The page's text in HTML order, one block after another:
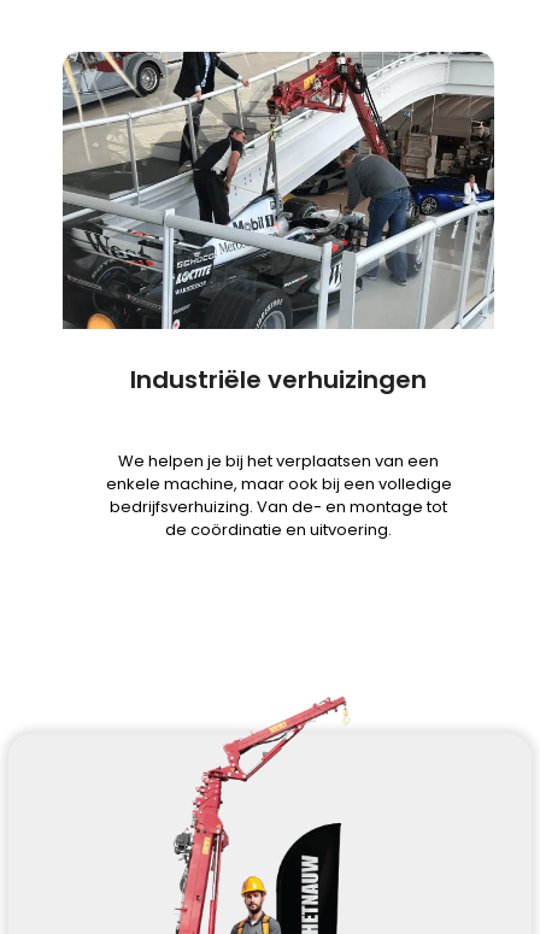
Industriële verhuizingen
We helpen je bij het verplaatsen van een
enkele machine, maar ook bij een volledige
bedrijfsverhuizing. Van de- en montage tot
de coördinatie en uitvoering.